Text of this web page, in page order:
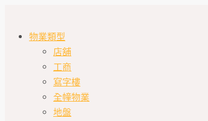
物業類型
店舖
工商
寫字樓
全幢物業
地盤